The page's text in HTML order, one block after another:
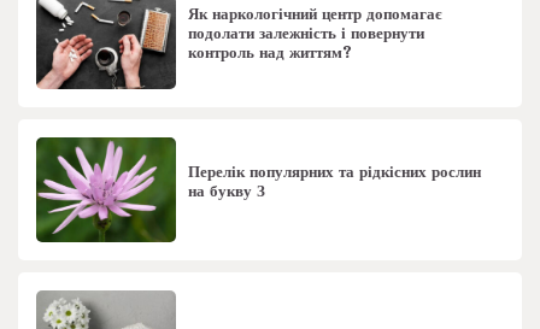
Як наркологічний центр допомагає
подолати залежність і повернути
контроль над життям?
Перелік популярних та рідкісних рослин
на букву З